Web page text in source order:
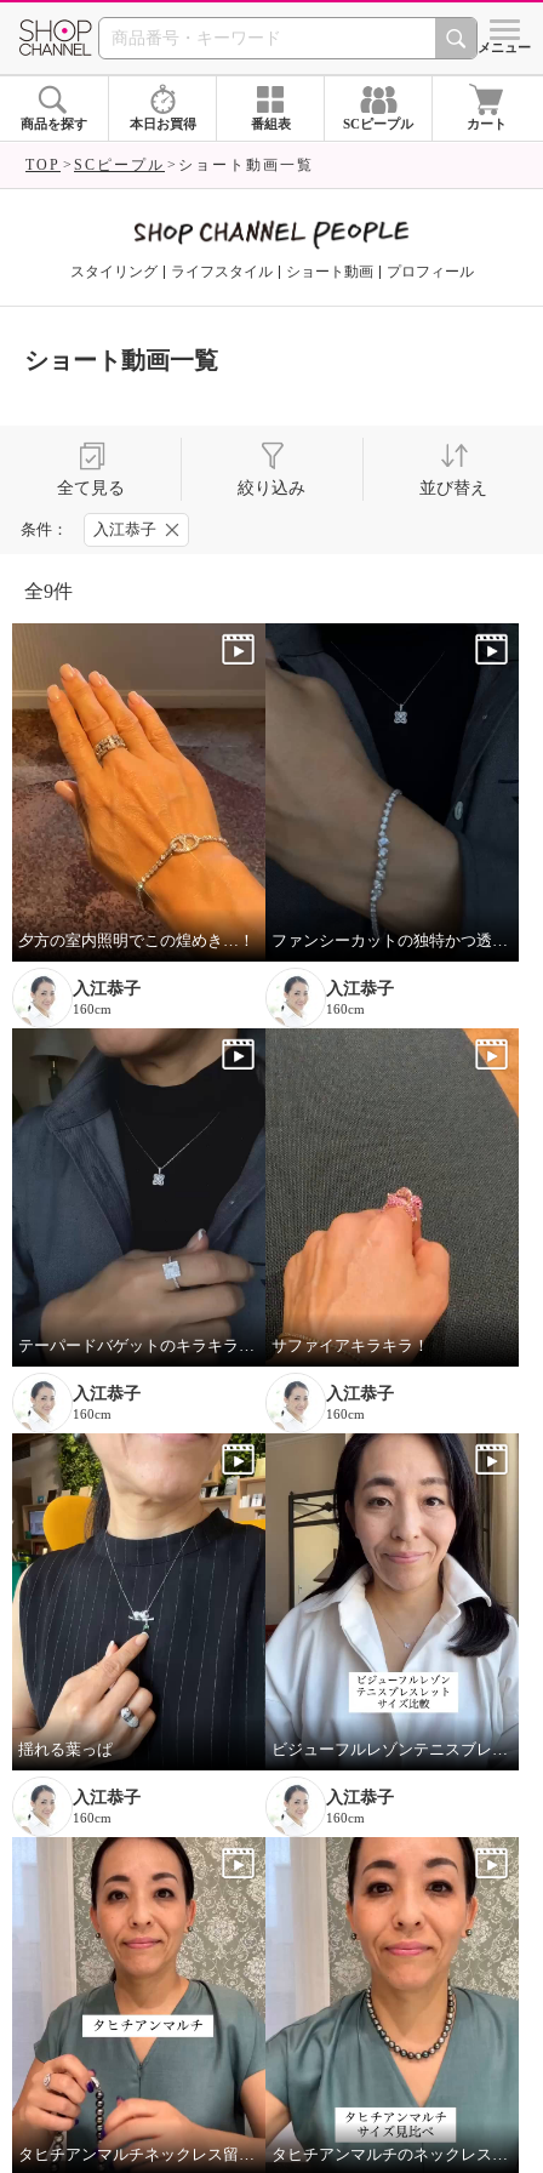
SHOP CHANNEL シメニュー
商品を探す 本日お買得 番組表 SCピープル カート
TOP SCピープル ショート動画一覧
スタイリング ライフスタイル ショート動画 プロフィール
ショート動画一覧
全て見る 絞り込み 並び替え
条件： 入江恭子
全9件
夕方の室内照明でこの煌めき…！
入江恭子
160cm
ファンシーカットの独特かつ透明感あふれる輝き
入江恭子
160cm
入江恭子
160cm
サファイアキラキラ！
入江恭子
160cm
揺れる葉っぱ
入江恭子
160cm
ビジューフルレゾンテニスブレスレット比較
入江恭子
160cm
タヒチアンマルチネックレス留め金ご紹介 タヒチアンマルチのネックレス2種、重ねてみました